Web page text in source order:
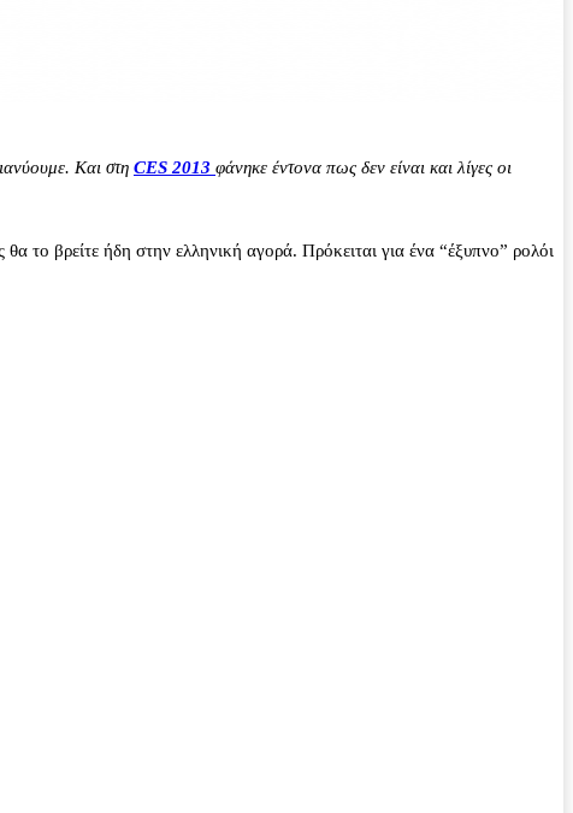
Και στη CES 2013 φάνηκε έντονα πως δεν είναι και λίγες οι
θα το βρείτε ήδη στην ελληνική αγορά. Πρόκειται για ένα “έξυπνο” ρολόι